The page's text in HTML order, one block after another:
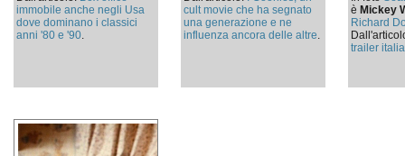
immobile anche negli Usa
dove dominano i classici
anni '80 e '90.
cult movie che ha segnato
una generazione e ne
influenza ancora delle altre.
è Mickey
Richard
trailer